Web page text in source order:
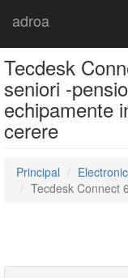
adroa
Tecdesk
seniori -
echipamente
cerere
Principal
Tecdesk Connect